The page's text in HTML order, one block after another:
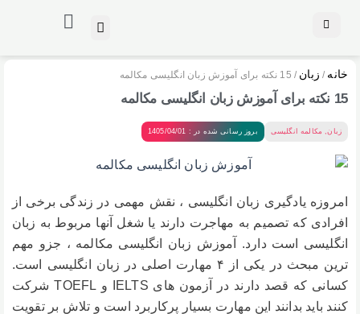
خانه / زبان / 15 نکته برای آموزش زبان انگلیسی مکالمه
15 نکته برای آموزش زبان انگلیسی مکالمه
زبان, مکالمه انگلیسی بروز رسانی شده در : 1405/04/01
امروزه یادگیری زبان انگلیسی ، نقش مهمی در زندگی برخی از
افرادی که تصمیم به مهاجرت دارند یا شغل آنها مربوط به زبان
انگلیسی است دارد. آموزش زبان انگلیسی مکالمه ، جزو مهم
ترین مبحث در یکی از ۴ مهارت اصلی در زبان انگلیسی است.
کسانی که قصد دارند در آزمون های IELTS و TOEFL شرکت
کنند باید بدانند این مهارت بسیار پرکاربرد است و تلاش بر تقویت